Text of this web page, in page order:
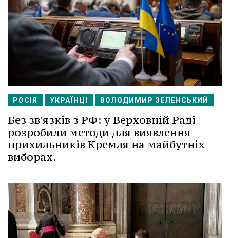
РОСІЯ УКРАЇНЦІ ВОЛОДИМИР ЗЕЛЕНСЬКИЙ
Без зв'язків з РФ: у Верховній Раді
розробили методи для виявлення
прихильників Кремля на майбутніх
виборах.